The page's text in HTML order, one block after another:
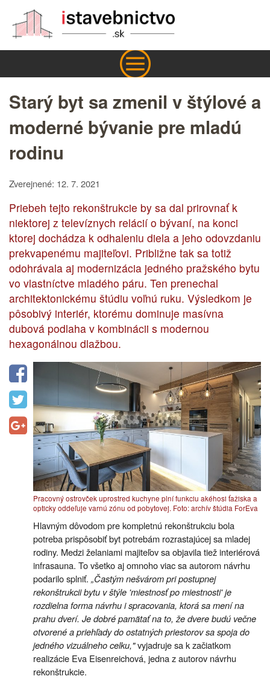
Starý byt sa zmenil v štýlové a
moderné bývanie pre mladú
rodinu
Zverejnené: 12. 7. 2021
Priebeh tejto rekonštrukcie by sa dal prirovnať k
niektorej z televíznych relácií o bývaní, na konci
ktorej dochádza k odhaleniu diela a jeho odovzdaniu
prekvapenému majiteľovi. Približne tak sa totiž
odohrávala aj modernizácia jedného pražského bytu
vo vlastníctve mladého páru. Ten prenechal
architektonickému štúdiu voľnú ruku. Výsledkom je
pôsobivý interiér, ktorému dominuje masívna
dubová podlaha v kombinácii s modernou
hexagonálnou dlažbou.
Pracovný ostrovček uprostred kuchyne plní funkciu akéhosi ťažiska a
opticky oddeľuje varnú zónu od pobytovej. Foto: archív štúdia ForEva
Hlavným dôvodom pre kompletnú rekonštrukciu bola
potreba prispôsobiť byt potrebám rozrastajúcej sa mladej
rodiny. Medzi želaniami majiteľov sa objavila tiež interiérová
infrasauna. To všetko aj omnoho viac sa autorom návrhu
podarilo splniť. „Častým nešvárom pri postupnej
rekonštrukcii bytu v štýle 'miestnosť po miestnosti' je
rozdielna forma návrhu i spracovania, ktorá sa mení na
prahu dverí. Je dobré pamätať na to, že dvere budú večne
otvorené a priehľady do ostatných priestorov sa spoja do
jedného vizuálneho celku,"vyjadruje sa k začiatkom
realizácie Eva Eisenreichová, jedna z autorov návrhu
rekonštrukcie.